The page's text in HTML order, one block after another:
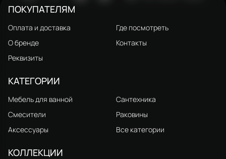
ПОКУПАТЕЛЯМ
Оплата и доставка
Где посмотреть
О бренде
Контакты
Реквизиты
КАТЕГОРИИ
Мебель для ванной
Сантехника
Смесители
Раковины
Аксессуары
Все категории
КОЛЛЕКЦИИ